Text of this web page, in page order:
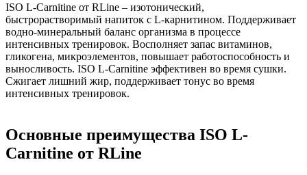
ISO L-Carnitine от RLine – изотонический,
быстрорастворимый напиток с L-карнитином. Поддерживает
водно-минеральный баланс организма в процессе
интенсивных тренировок. Восполняет запас витаминов,
гликогена, микроэлементов, повышает работоспособность и
выносливость. ISO L-Carnitine эффективен во время сушки.
Сжигает лишний жир, поддерживает тонус во время
интенсивных тренировок.
Основные преимущества ISO L-
Carnitine от RLine